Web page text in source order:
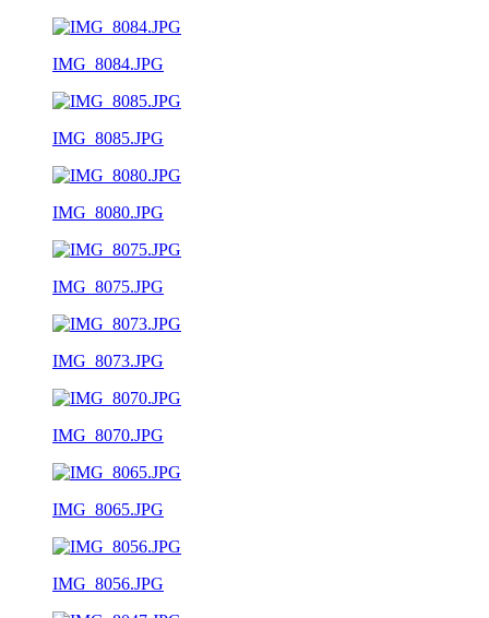
IMG_8084.JPG
IMG_8085.JPG
IMG_8080.JPG
IMG_8075.JPG
IMG_8073.JPG
IMG_8070.JPG
IMG_8065.JPG
IMG_8056.JPG